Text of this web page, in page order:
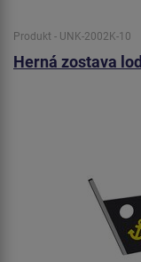
Produkt - UNK-2002K-10
Herná zostava